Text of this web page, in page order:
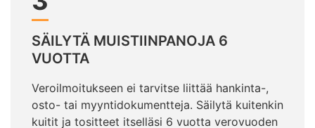
SÄILYTÄ MUISTIINPANOJA 6
VUOTTA
Veroilmoitukseen ei tarvitse liittää hankinta-,
osto- tai myyntidokumentteja. Säilytä kuitenkin
kuitit ja tositteet itselläsi 6 vuotta verovuoden